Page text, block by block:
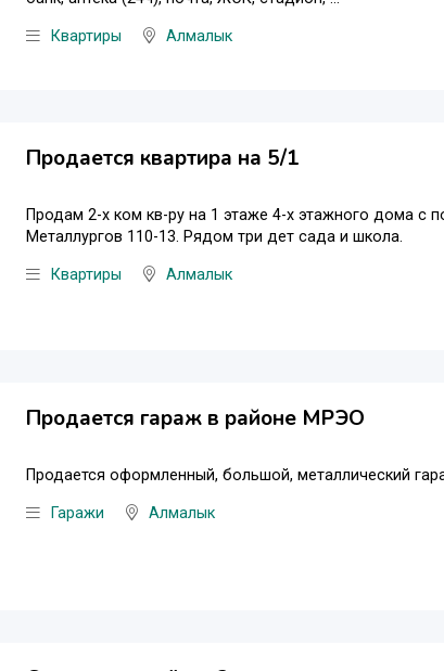
Квартиры Алмалык
Продается квартира на 5/1
Продам 2-х ком кв-ру на 1 этаже 4-х этажного дома с
Металлургов 110-13. Рядом три дет сада и школа.
Квартиры Алмалык
Продается гараж в районе МРЭО
Продается оформленный, большой, металлический
Гаражи Алмалык